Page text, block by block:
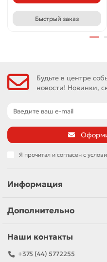
Быстрый заказ
Будьте в центре
новости! Новинки,
Я прочитал и согласен с
Информация
Дополнительно
Наши контакты
+375 (44) 5772255